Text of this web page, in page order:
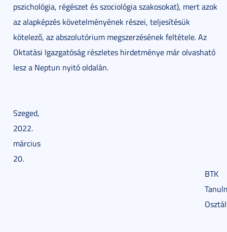
pszichológia, régészet és szociológia szakosokat), mert azok
az alapképzés követelményének részei, teljesítésük
kötelező, az abszolutórium megszerzésének feltétele. Az
Oktatási Igazgatóság részletes hirdetménye már olvasható
lesz a Neptun nyitó oldalán.
Szeged,
2022.
március
20.
BTK